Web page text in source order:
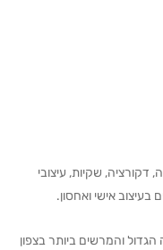
דקורציה, שקיות, עיצובי
אישי ואחסון.
והמרשים ביותר בצפון